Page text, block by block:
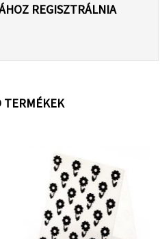
REGISZTRÁLNIA
TERMÉKEK